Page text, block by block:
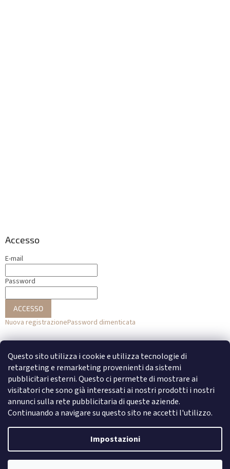
Questo sito utilizza i cookie e utilizza tecnologie di
retargeting e remarketing provenienti da sistemi
pubblicitari esterni. Questo ci permette di mostrare ai
visitatori che sono già interessati ai nostri prodotti i nostri
annunci sulla rete pubblicitaria di queste aziende.
Continuando a navigare su questo sito ne accetti l'utilizzo.
Impostazioni
Accesso
E-mail
Password
ACCESSO
Nuova registrazionePassword dimenticata
o
Accesso con Facebook
Accesso con Google
Copyright 2026DENATO. Tutti i diritti riservati.Modifica delle